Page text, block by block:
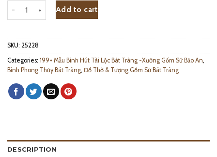
Bình Hút Lộc Vẽ Vàng 24k Công Màu 23cm - 25228 quantity
Add to cart
SKU: 25228
Categories: 199+ Mẫu Bình Hút Tài Lộc Bát Tràng -Xưởng Gốm Sứ Bảo An,
Bình Phong Thủy Bát Tràng, Đồ Thờ & Tượng Gốm Sứ Bát Tràng
DESCRIPTION